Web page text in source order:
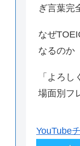
ぎ言葉完
なぜ
なるのか
「よろ
場面別フ
YouTube